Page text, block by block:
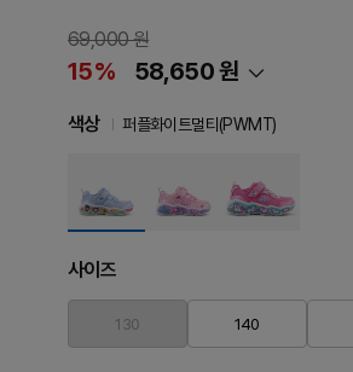
69,000 원
15% 58,650 원
색상 퍼플화이트멀티(PWMT)
사이즈
130 140